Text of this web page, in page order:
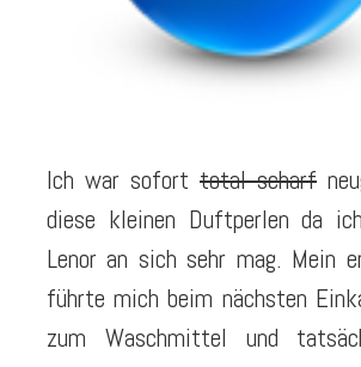
Ich war sofort total scharf
diese kleinen Duftperlen da
Lenor an sich sehr mag. Mein
führte mich beim nächsten
zum Waschmittel und